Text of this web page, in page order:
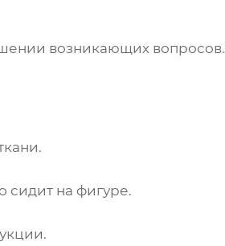
возникающих вопросов.
сидит на фигуре.